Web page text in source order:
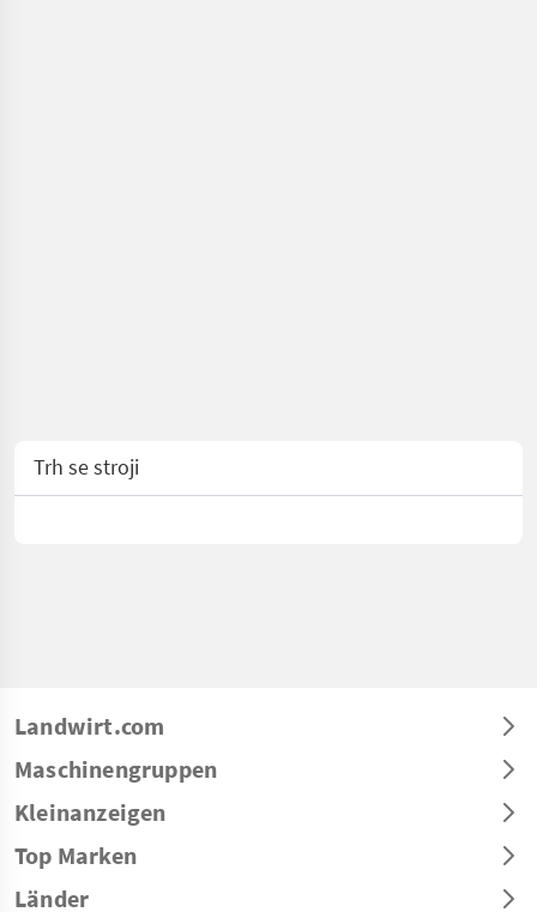
Trh se stroji
Landwirt.com
Maschinengruppen
Kleinanzeigen
Top Marken
Länder